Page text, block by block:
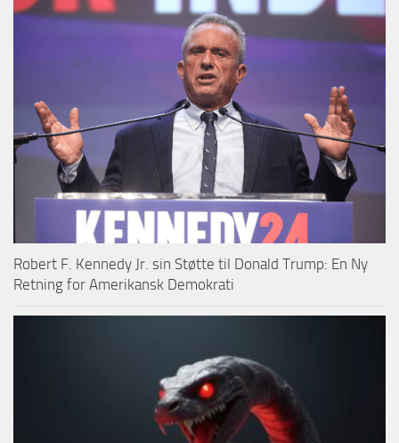
Robert F. Kennedy Jr. sin Støtte til Donald Trump: En Ny
Retning for Amerikansk Demokrati